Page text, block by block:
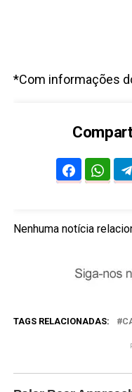
*Com informações
Nenhuma notícia
TAGS RELACIONADAS: